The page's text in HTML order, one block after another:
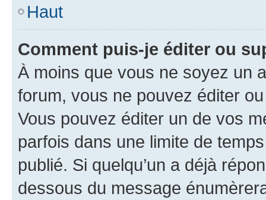
Haut
Comment puis-je éditer ou
À moins que vous ne soyez un
forum, vous ne pouvez éditer
Vous pouvez éditer un de vos
parfois dans une limite de
publié. Si quelqu’un a déjà
dessous du message